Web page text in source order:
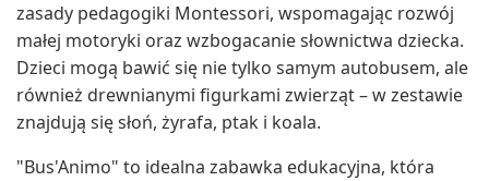
zasady pedagogiki Montessori, wspomagając rozwój
małej motoryki oraz wzbogacanie słownictwa dziecka.
Dzieci mogą bawić się nie tylko samym autobusem, ale
również drewnianymi figurkami zwierząt – w zestawie
znajdują się słoń, żyrafa, ptak i koala.
"Bus'Animo" to idealna zabawka edukacyjna, która